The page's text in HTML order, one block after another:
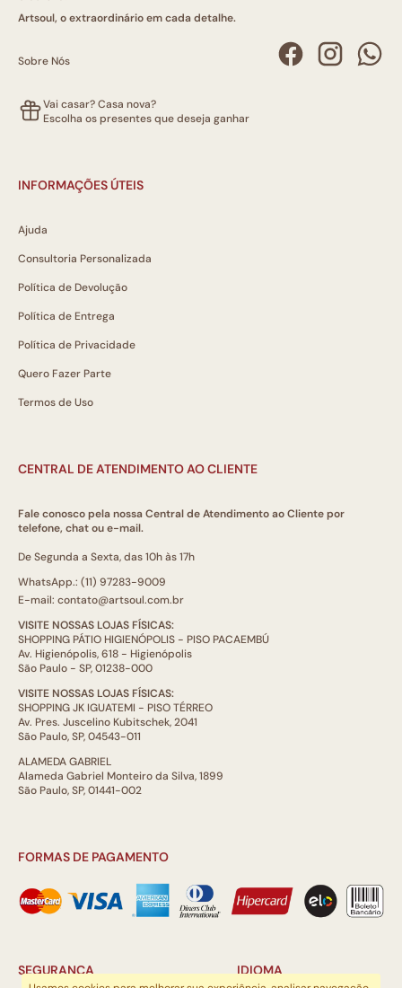
Artsoul, o extraordinário em cada detalhe.
Sobre Nós
Vai casar? Casa nova?
Escolha os presentes que deseja ganhar
INFORMAÇÕES ÚTEIS
Ajuda
Consultoria Personalizada
Política de Devolução
Política de Entrega
Política de Privacidade
Quero Fazer Parte
Termos de Uso
CENTRAL DE ATENDIMENTO AO CLIENTE
Fale conosco pela nossa Central de Atendimento ao Cliente por
telefone, chat ou e-mail.
De Segunda a Sexta, das 10h às 17h
WhatsApp.: (11) 97283-9009
E-mail: contato@artsoul.com.br
VISITE NOSSAS LOJAS FÍSICAS:
SHOPPING PÁTIO HIGIENÓPOLIS - PISO PACAEMBÚ
Av. Higienópolis, 618 - Higienópolis
São Paulo - SP, 01238-000
VISITE NOSSAS LOJAS FÍSICAS:
SHOPPING JK IGUATEMI - PISO TÉRREO
Av. Pres. Juscelino Kubitschek, 2041
São Paulo, SP, 04543-011
ALAMEDA GABRIEL
Alameda Gabriel Monteiro da Silva, 1899
São Paulo, SP, 01441-002
FORMAS DE PAGAMENTO
SEGURANÇA IDIOMA